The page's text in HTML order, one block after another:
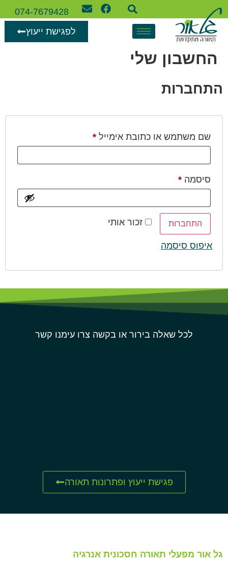
074-7679428
לפגישת ייעוץ
החשבון שלי
התחברות
שם משתמש או כתובת אימייל *
סיסמה *
זכור אותי התחברות
איפוס סיסמה
לכל שאלה בירור או בקשה צרו עימנו קשר
פגישת ייעוץ ופתרונות תאורה
גל אור מפעלי תאורה חסכונית אנרגיה